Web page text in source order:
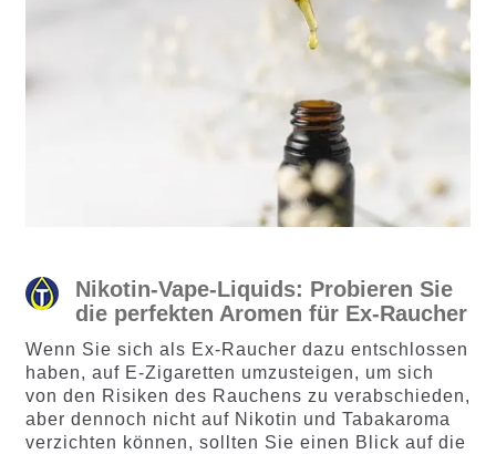
Nikotin-Vape-Liquids: Probieren Sie
die perfekten Aromen für Ex-Raucher
Wenn Sie sich als Ex-Raucher dazu entschlossen
haben, auf E-Zigaretten umzusteigen, um sich
von den Risiken des Rauchens zu verabschieden,
aber dennoch nicht auf Nikotin und Tabakaroma
verzichten können, sollten Sie einen Blick auf die